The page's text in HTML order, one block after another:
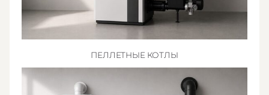
ПЕЛЛЕТНЫЕ КОТЛЫ